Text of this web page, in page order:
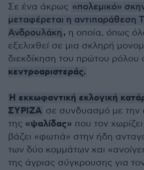
Σε ένα άκρως «πολεμικό»
μεταφέρεται η αντιπαράθεση
Ανδρουλάκη, η οποία, όπως
εξελιχθεί σε μια σκληρή
διεκδίκηση του πρώτου ρόλου
κεντροαριστεράς.
Η εκκωφαντική εκλογική
ΣΥΡΙΖΑ σε συνδυασμό με την
της «ψαλίδας» που τον
βάζει «φωτιά» στην ήδη
των δύο κομμάτων και
της άγριας σύγκρουσης για